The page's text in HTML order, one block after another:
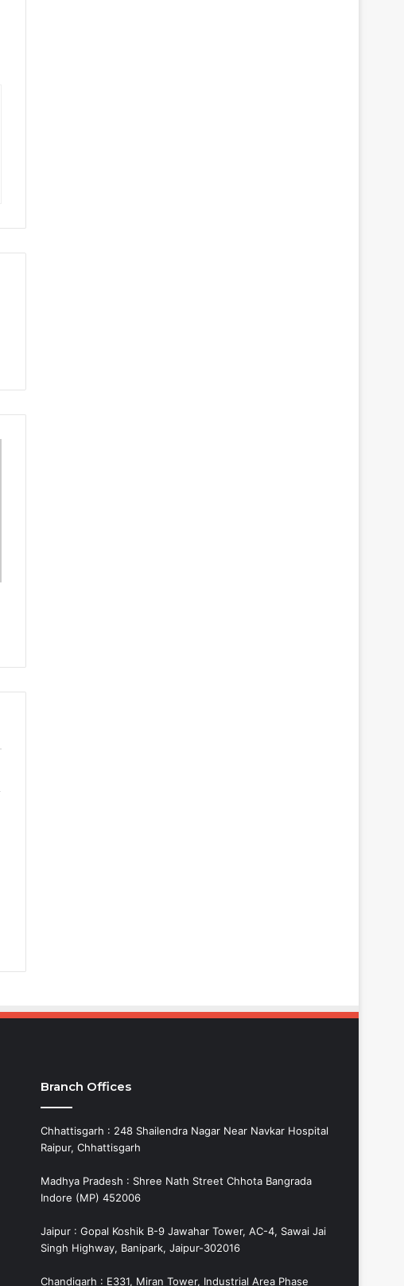
Branch Offices
Chhattisgarh : 248 Shailendra Nagar Near Navkar Hospital
Raipur, Chhattisgarh
Madhya Pradesh : Shree Nath Street Chhota Bangrada
Indore (MP) 452006
Jaipur : Gopal Koshik B-9 Jawahar Tower, AC-4, Sawai Jai
Singh Highway, Banipark, Jaipur-302016
Chandigarh : E331, Miran Tower, Industrial Area Phase